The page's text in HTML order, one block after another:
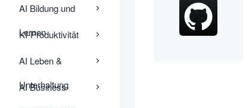
AI Bildung und
Lernen
KI-Produktivität
AI Leben &
Unterhaltung
AI Business-